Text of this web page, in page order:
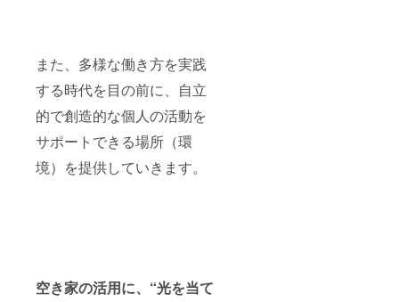
また、多様な働き方を実践
する時代を目の前に、自立
的で創造的な個人の活動を
サポートできる場所（環
境）を提供していきます。
空き家の活用に、“光を当て